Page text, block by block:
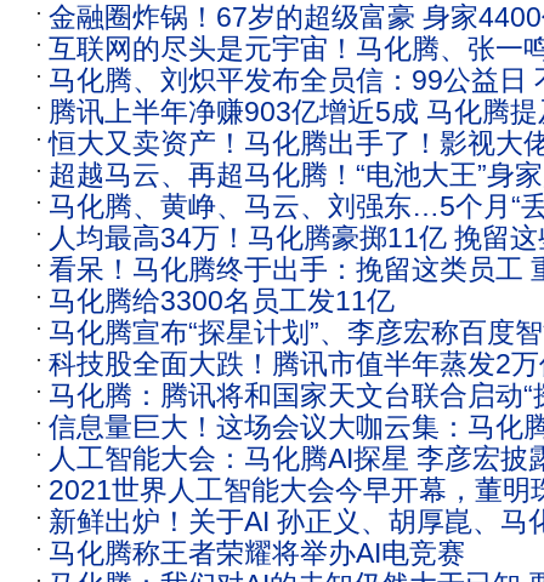
金融圈炸锅！67岁的超级富豪 身家
腾、马云 如今也要做私募了
互联网的尽头是元宇宙！马化腾、张一
热点上市公司激增
马化腾、刘炽平发布全员信：99公益日
不负心底热爱
腾讯上半年净赚903亿增近5成 马化腾提
恒大又卖资产！马化腾出手了！影视大
接盘 浮亏超19亿
超越马云、再超马化腾！“电池大王”身
科技造富新时代来临
马化腾、黄峥、马云、刘强东…5个月“
家 发生了什么？
人均最高34万！马化腾豪掷11亿 挽留
刚刚涨薪 大厂扎堆放福利
看呆！马化腾终于出手：挽留这类员工
均到手34万
马化腾给3300名员工发11亿
马化腾宣布“探星计划”、李彦宏称百度
内面世…世界人工智能大会上 企业大佬
科技股全面大跌！腾讯市值半年蒸发2
跌没了 马化腾即将被超越？
马化腾：腾讯将和国家天文台联合启动“
信息量巨大！这场会议大咖云集：马化
李彦宏最新发声！
人工智能大会：马化腾AI探星 李彦宏披
市时间
2021世界人工智能大会今早开幕，董明
沈南鹏等发表演讲
新鲜出炉！关于AI 孙正义、胡厚崑、马
等大佬作重磅讲话 信息量巨大！
马化腾称王者荣耀将举办AI电竞赛